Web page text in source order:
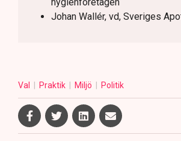
Johan Wallér, vd, Sveriges
Val Praktik Miljö Politik